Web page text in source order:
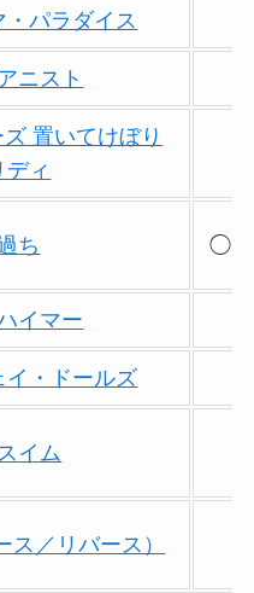
パラダイス
ニスト
置いてけぼり
ディ
ち ◯
イマー
イ・ドールズ
イム
ス／リバース）